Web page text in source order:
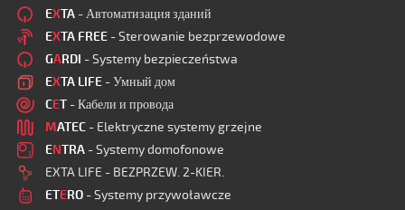
EXTA - Автоматизация зданий
EXTA FREE - Sterowanie bezprzewodowe
GARDI - Systemy bezpieczeństwa
EXTA LIFE - Умный дом
CET - Кабели и провода
MATEC - Elektryczne systemy grzejne
ENTRA - Systemy domofonowe
EXTA LIFE - BEZPRZEW. 2-KIER.
ETERO - Systemy przywoławcze